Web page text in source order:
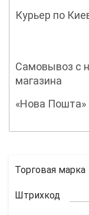
Курьер по
Самовывоз с
магазина
«Нова Пошта»
Торговая марка
Штрихкод